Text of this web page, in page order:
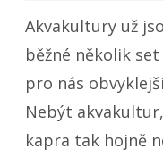
Akvakultury už
běžné několik
pro nás
Nebýt
kapra tak hojně